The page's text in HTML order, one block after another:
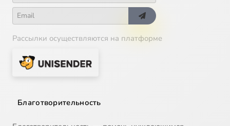
Рассылки осуществляются на платформе
Благотворительность